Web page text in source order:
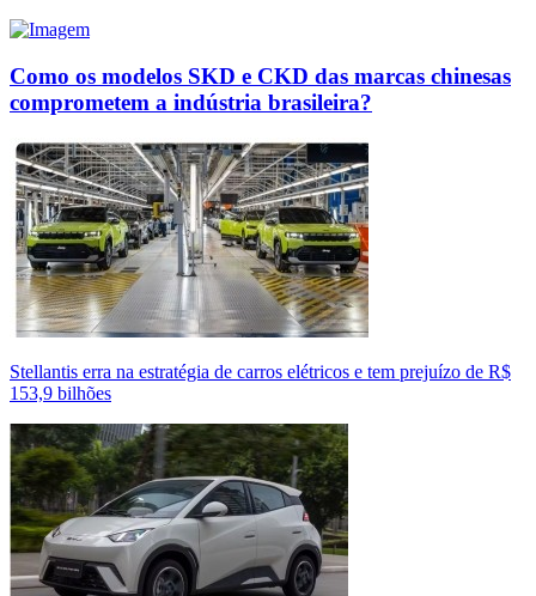
Como os modelos SKD e CKD das marcas chinesas
comprometem a indústria brasileira?
Stellantis erra na estratégia de carros elétricos e tem prejuízo de R$
153,9 bilhões